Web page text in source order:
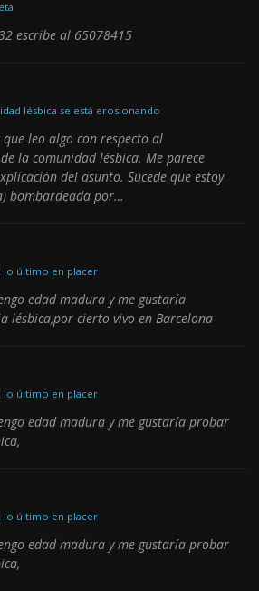
escribe al 65078415
lésbica se está erosionando
leo algo con respecto al
la comunidad lésbica. Me parece
del asunto. Sucede que estoy
bombardeada por…
lo último en placer
edad madura y me gustaría
lésbica,por cierto vivo en Barcelona
lo último en placer
edad madura y me gustaría probar
lo último en placer
edad madura y me gustaría probar